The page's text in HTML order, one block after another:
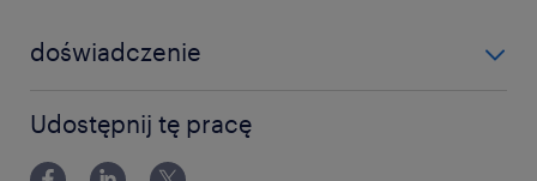
doświadczenie
Udostępnij tę pracę